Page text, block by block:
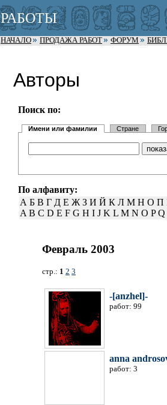
РАБОТЫ
НАЧАЛО ПРОДАЖА РАБОТ ФОРУМ
Авторы
Поиск по:
Имени или фамилии Стране
По алфавиту:
А Б В Г Д Е Ж З И Й К Л М Н О П
A B C D E F G H I J K L M N O P Q
Февраль 2003
стр.: 1 2 3
-[anzhel]-
работ: 99
anna
работ: 3